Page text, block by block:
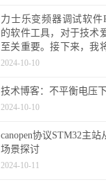
力士乐变频器调试软件
的软件工具，对于技术
至关重要。接下来，我
写一篇技术博客文章。
2024-10-10
技术博客：不平衡电压
2024-10-10
canopen协议STM32主
场景探讨
2024-10-11